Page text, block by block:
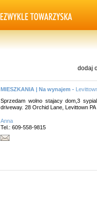
dodaj
MIESZKANIA | Na wynajem -
Sprzedam wolno stajacy dom,3
driveway. 28 Orchid Lane, Levittown
Anna
Tel.: 609-558-9815